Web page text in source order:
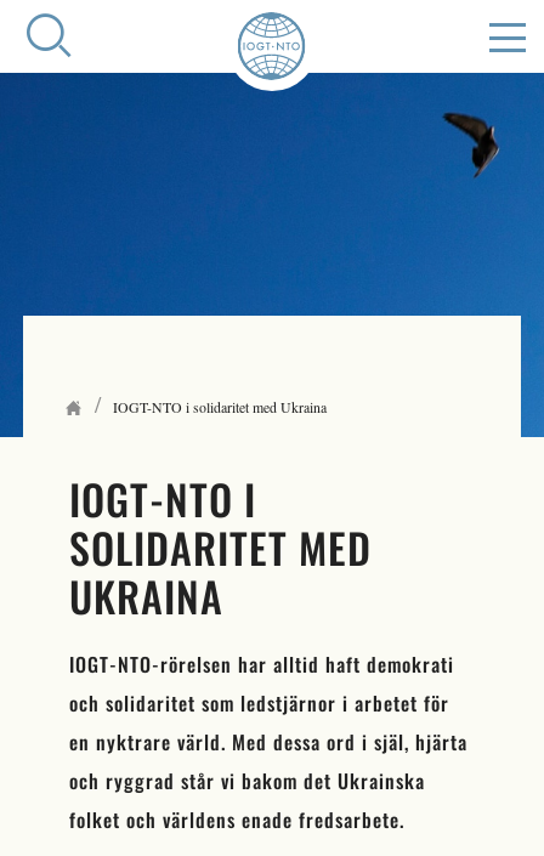
/ IOGT-NTO i solidaritet med Ukraina
IOGT-NTO I
SOLIDARITET MED
UKRAINA
IOGT-NTO-rörelsen har alltid haft demokrati
och solidaritet som ledstjärnor i arbetet för
en nyktrare värld. Med dessa ord i själ, hjärta
och ryggrad står vi bakom det Ukrainska
folket och världens enade fredsarbete.